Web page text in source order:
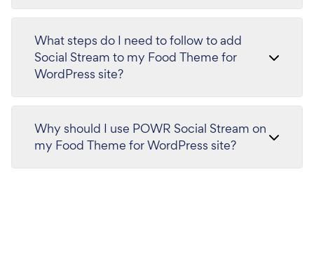
What steps do I need to follow to add
Social Stream to my Food Theme for
WordPress site?
Why should I use POWR Social Stream on
my Food Theme for WordPress site?